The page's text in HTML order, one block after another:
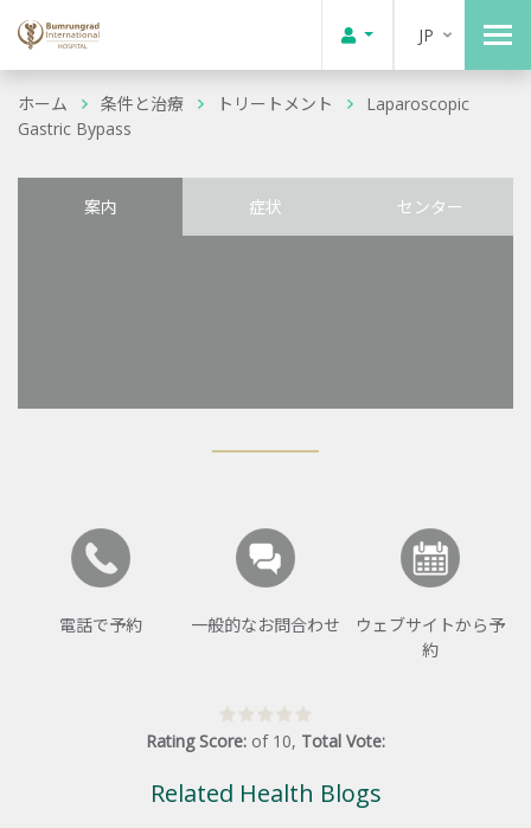
JP
ホーム 条件と治療 トリートメント
Laparoscopic
Gastric Bypass
案内 症状 センター
電話で予約 一般的なお問合わせ
ウェブサイトから予
約
Rating Score: of 10, Total Vote:
Related Health Blogs